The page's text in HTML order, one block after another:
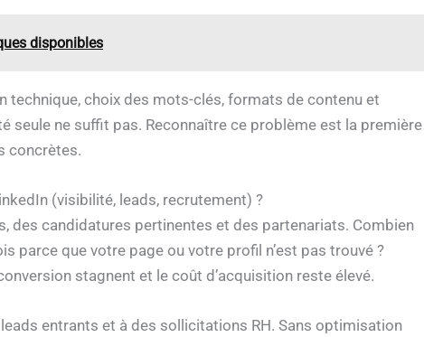
disponibles
choix des mots-clés, formats de contenu et
seule ne suffit pas. Reconnaître ce problème est la première
concrètes.
(visibilité, leads, recrutement) ?
des candidatures pertinentes et des partenariats. Combien
parce que votre page ou votre profil n’est pas trouvé ?
stagnent et le coût d’acquisition reste élevé.
entrants et à des sollicitations RH. Sans optimisation